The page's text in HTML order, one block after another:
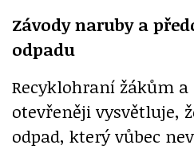
Závody naruby a
odpadu
Recyklohraní žákům
otevřeněji vysvětluje,
odpad, který vůbec